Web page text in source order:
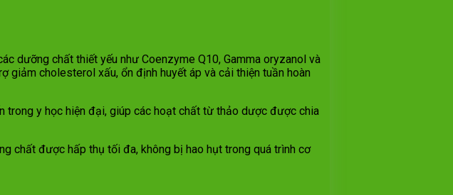
dưỡng chất thiết yếu như Coenzyme Q10, Gamma oryzanol và
giảm cholesterol xấu, ổn định huyết áp và cải thiện tuần hoàn
trong y học hiện đại, giúp các hoạt chất từ thảo dược được chia
chất được hấp thụ tối đa, không bị hao hụt trong quá trình cơ